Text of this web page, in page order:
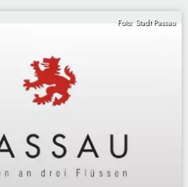
Foto: Stadt Passau